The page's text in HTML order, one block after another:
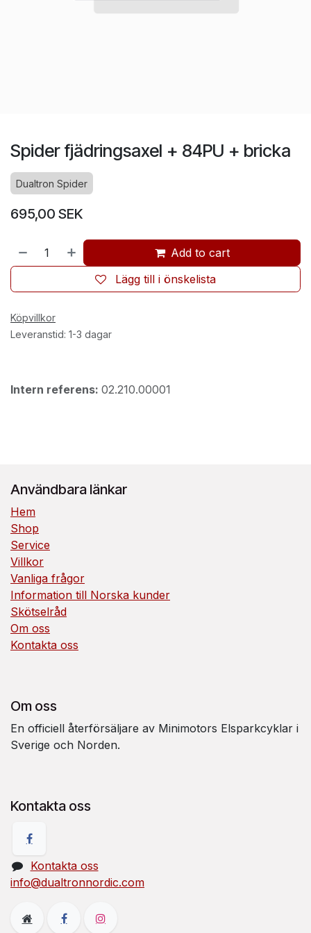
Spider fjädringsaxel + 84PU + bricka
Dualtron Spider
695,00 SEK
Add to cart
Lägg till i önskelista
Köpvillkor
Leveranstid: 1-3 dagar
Intern referens: 02.210.00001
Användbara länkar
Hem
Shop
Service
Villkor
Vanliga frågor
Information till Norska kunder
Skötselråd
Om oss
Kontakta oss
Om oss
En officiell återförsäljare av Minimotors Elsparkcyklar i
Sverige och Norden.
Kontakta oss
Kontakta oss
info@dualtronnordic.com